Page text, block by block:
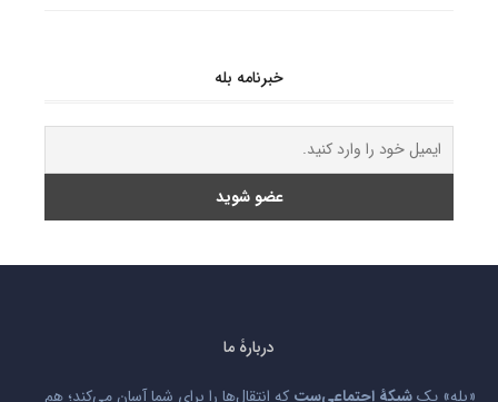
خبرنامه بله
دربارۀ ما
«بله» یکشبکۀ اجتماعی‌ست که انتقال‌ها را برای شما آسان می‌کند؛ هم